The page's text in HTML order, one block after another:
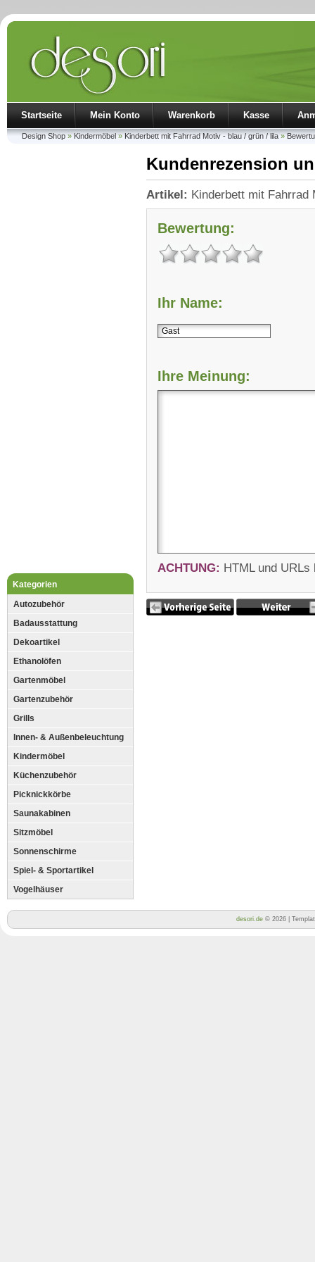
Startseite Mein Konto Warenkorb Kasse
Design Shop»Kindermöbel»Kinderbett mit Fahrrad Motiv - blau / grün / lila»
Kategorien
Autozubehör
Badausstattung
Dekoartikel
Ethanolöfen
Gartenmöbel
Gartenzubehör
Grills
Innen- & Außenbeleuchtung
Kindermöbel
Küchenzubehör
Picknickkörbe
Saunakabinen
Sitzmöbel
Sonnenschirme
Spiel- & Sportartikel
Vogelhäuser
Kundenrezension
Artikel: Kinderbett mit
Bewertung:
Ihr Name:
Ihre Meinung:
ACHTUNG: HTML und
desori.de © 2026 |